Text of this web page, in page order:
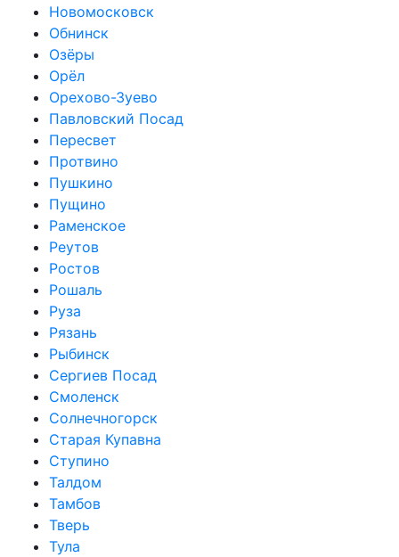
Новомосковск
Обнинск
Озёры
Орёл
Орехово-Зуево
Павловский Посад
Пересвет
Протвино
Пушкино
Пущино
Раменское
Реутов
Ростов
Рошаль
Руза
Рязань
Рыбинск
Сергиев Посад
Смоленск
Солнечногорск
Старая Купавна
Ступино
Талдом
Тамбов
Тверь
Тула